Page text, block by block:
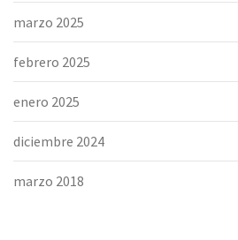
marzo 2025
febrero 2025
enero 2025
diciembre 2024
marzo 2018